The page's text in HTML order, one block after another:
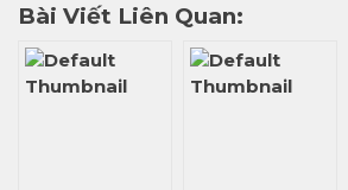
Bài Viết Liên Quan: